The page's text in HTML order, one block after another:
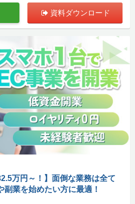
資料ダウンロード
万円～！】面倒な業務は全て
副業を始めたい方に最適！